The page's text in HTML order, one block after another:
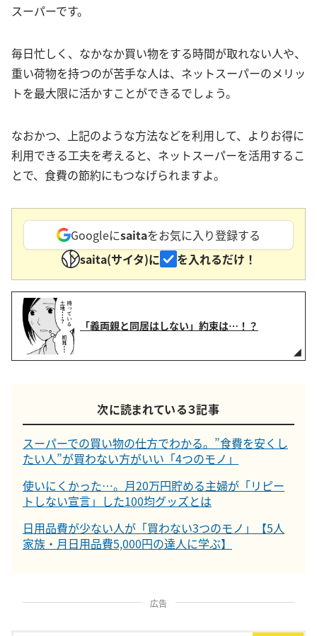
スーパーです。
毎日忙しく、なかなか買い物をする時間が取れない人や、
重い荷物を持つのが苦手な人は、ネットスーパーのメリッ
トを最大限に活かすことができるでしょう。
なおかつ、上記のような方法などを利用して、よりお得に
利用できる工夫を考えると、ネットスーパーを活用するこ
とで、食費の節約にもつなげられますよ。
Googleにsaitaをお気に入り登録する
saita(サイタ)に
を入れるだけ！
「義両親と同居はしない」約束は…！？
次に読まれている３記事
スーパーでの買い物の仕方でわかる。”食費を安くし
たい人”が買わない方がいい「4つのモノ」
使いにくかった…。月20万円貯める主婦が「リピー
トしない宣言」した100均グッズとは
日用品費が少ない人が「買わない3つのモノ」【5人
家族・月日用品費5,000円の達人に学ぶ】
広告